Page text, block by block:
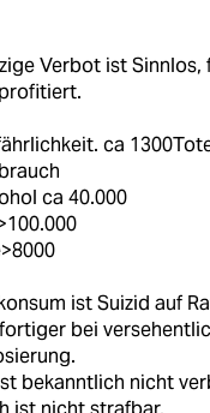
Verbot ist
ca
ca 40.000
ist Suizid auf
bei
bekanntlich nicht